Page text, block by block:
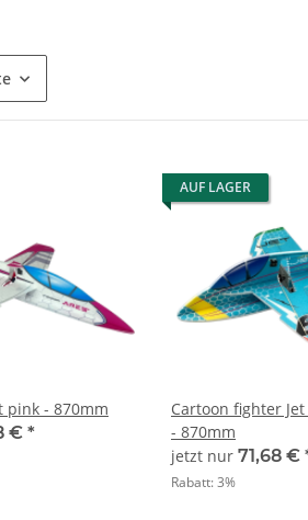
pink - 870mm
€ *
AUF LAGER
Cartoon fighter
- 870mm
jetzt nur 71,68 €
Rabatt:3%